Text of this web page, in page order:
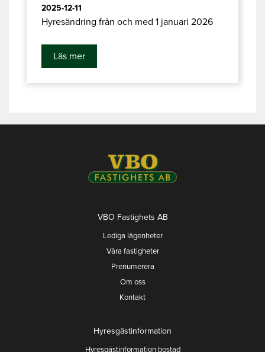
2025-12-11
Hyresändring från och med 1 januari 2026
Läs mer
VBO Fastighets AB
Lediga lägenheter
Våra fastigheter
Prenumerera
Om oss
Kontakt
Hyresgästinformation
Hyresgästinformation bostad